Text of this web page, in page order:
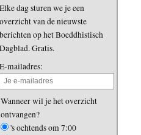
Elke dag sturen we je een
overzicht van de nieuwste
berichten op het Boeddhistisch
Dagblad. Gratis.
E-mailadres:
Wanneer wil je het overzicht
ontvangen?
's ochtends om 7:00